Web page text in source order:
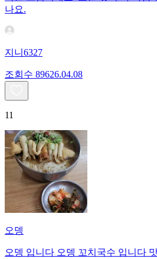
나요.
지니6327
조회수 89626.04.08
11
오뎅
오뎅 입니다 오뎅 꼬치국수 입니다